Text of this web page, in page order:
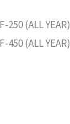
250 (ALL YEAR)
450 (ALL YEAR)